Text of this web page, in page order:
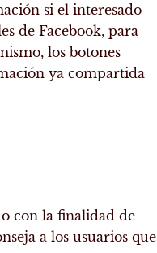
si el interesado
de Facebook, para
los botones
ya compartida
con la finalidad de
a los usuarios que